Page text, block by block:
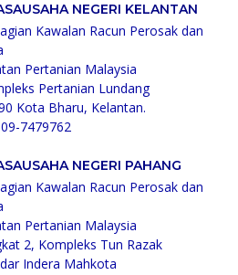
NEGERI KELANTAN
Kawalan Racun Perosak dan
Pertanian Malaysia
Pertanian Lundang
Kota Bharu, Kelantan.
7479762
NEGERI PAHANG
Kawalan Racun Perosak dan
Pertanian Malaysia
2, Kompleks Tun Razak
Indera Mahkota